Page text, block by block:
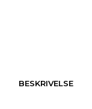
BESKRIVELSE